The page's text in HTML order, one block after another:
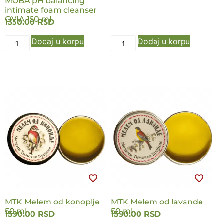
intimate foam cleanser
OVIA 150 ml
1350.00RSD
Dodaj u korpu Dodaj u korpu
MTK Melem od konoplje
50 ml
1590.00 RSD
MTK Melem od lavande
50 ml
1590.00 RSD